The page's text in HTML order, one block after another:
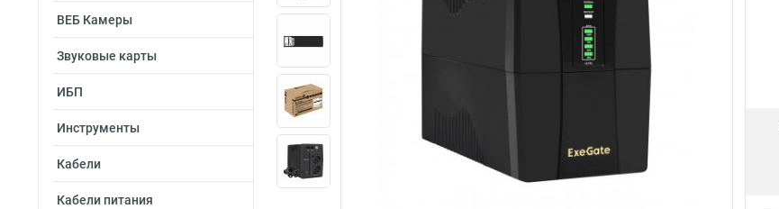
ВЕБ Камеры
Звуковые карты
ИБП
Инструменты
Кабели
Кабели питания